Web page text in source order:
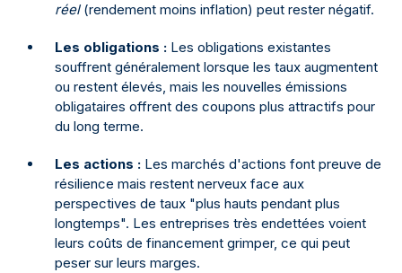
réel(rendement moins inflation) peut rester négatif.
Les obligations : Les obligations existantes
souffrent généralement lorsque les taux augmentent
ou restent élevés, mais les nouvelles émissions
obligataires offrent des coupons plus attractifs pour
du long terme.
Les actions : Les marchés d'actions font preuve de
résilience mais restent nerveux face aux
perspectives de taux "plus hauts pendant plus
longtemps". Les entreprises très endettées voient
leurs coûts de financement grimper, ce qui peut
peser sur leurs marges.